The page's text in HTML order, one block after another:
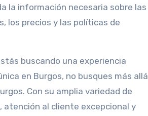
la información necesaria sobre las
los precios y las políticas de
buscando una experiencia
en Burgos, no busques más allá
Con su amplia variedad de
atención al cliente excepcional y